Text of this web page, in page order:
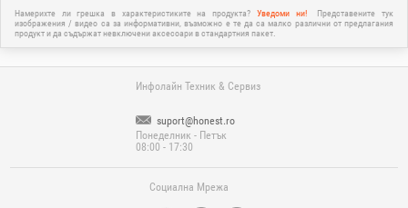
Намерихте ли грешка в характеристиките на продукта? Уведоми ни!
Представените тук
изображения / видео са за информативни, възможно е те да са малко различни от предлагания
продукт и да съдържат невключени аксесоари в стандартния пакет.
Инфолайн Техник & Сервиз
suport@honest.ro
Понеделник - Петък
08:00 - 17:30
Социална Мрежа